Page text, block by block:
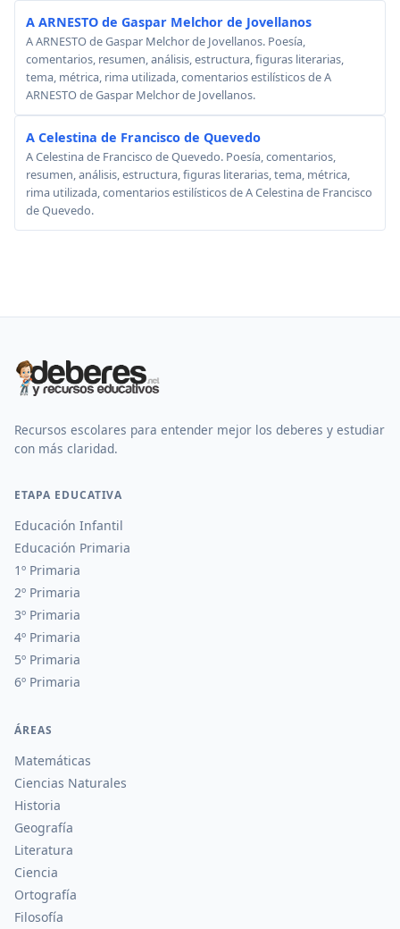
A ARNESTO de Gaspar Melchor de Jovellanos
A ARNESTO de Gaspar Melchor de Jovellanos. Poesía,
comentarios, resumen, análisis, estructura, figuras literarias,
tema, métrica, rima utilizada, comentarios estilísticos de A
ARNESTO de Gaspar Melchor de Jovellanos.
A Celestina de Francisco de Quevedo
A Celestina de Francisco de Quevedo. Poesía, comentarios,
resumen, análisis, estructura, figuras literarias, tema, métrica,
rima utilizada, comentarios estilísticos de A Celestina de Francisco
de Quevedo.
Recursos escolares para entender mejor los deberes y estudiar
con más claridad.
ETAPA EDUCATIVA
Educación Infantil
Educación Primaria
1º Primaria
2º Primaria
3º Primaria
4º Primaria
5º Primaria
6º Primaria
ÁREAS
Matemáticas
Ciencias Naturales
Historia
Geografía
Literatura
Ciencia
Ortografía
Filosofía